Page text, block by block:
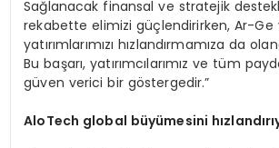
Sağlanacak finansal ve stratejik
rekabette elimizi güçlendirirken, Ar-Ge
yatırımlarımızı hızlandırmamıza da
Bu başarı, yatırımcılarımız ve tüm
güven verici bir göstergedir.”
AloTech global büyümesini